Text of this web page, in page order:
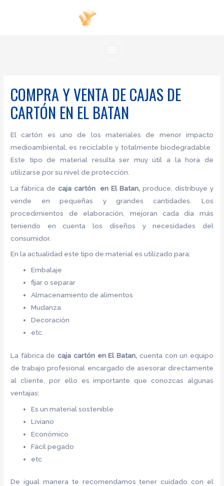
COMPRA Y VENTA DE CAJAS DE
CARTÓN EN EL BATAN
El cartón es uno de los materiales de menor impacto
medioambiental, es reciclable y totalmente biodegradable.
Este tipo de material resulta ser muy útil a la hora de
utilizarse por su nivel de protección.
La fábrica de caja cartón en El Batan, produce, distribuye y
vende en pequeñas y grandes cantidades. Los
procedimientos de elaboración, mejoran cada día más
teniendo en cuenta los diseños y necesidades del
consumidor.
En la actualidad este tipo de material es utilizado para:
Embalaje
fijar o separar
Almacenamiento de alimentos
Mudanza
Decoración
etc.
La fábrica decaja cartón en El Batan, cuenta con un equipo
de trabajo profesional encargado de asesorar directamente
al cliente, por ello es importante que conozcas algunas
ventajas:
Es un material sostenible
Liviano
Económico
Fácil pegado
etc
De igual manera te recomendamos tener cuidado con el